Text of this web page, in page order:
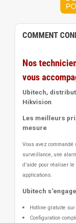
COMMENT
Nos
vous
Ubitech,
Hikvision
Les meilleurs
mesure
Vous avez
surveillance, une
d'aide pour réaliser le
applications.
Ubitech
Hotline gratuite
Configuration